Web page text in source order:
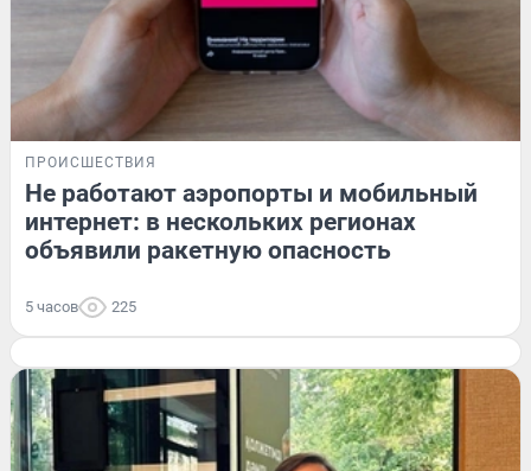
ПРОИСШЕСТВИЯ
Не работают аэропорты и мобильный
интернет: в нескольких регионах
объявили ракетную опасность
5 часов 225